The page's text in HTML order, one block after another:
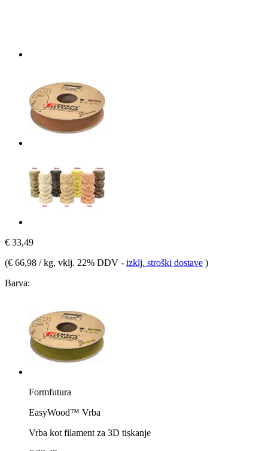
€ 33,49
(€ 66,98 / kg, vklj. 22% DDV - izklj. stroški dostave )
Barva:
Formfutura
EasyWood™ Vrba
Vrba kot filament za 3D tiskanje